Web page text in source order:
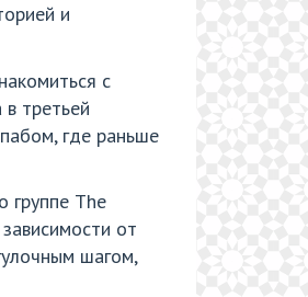
и
с
третьей
где раньше
группе The
от
шагом,